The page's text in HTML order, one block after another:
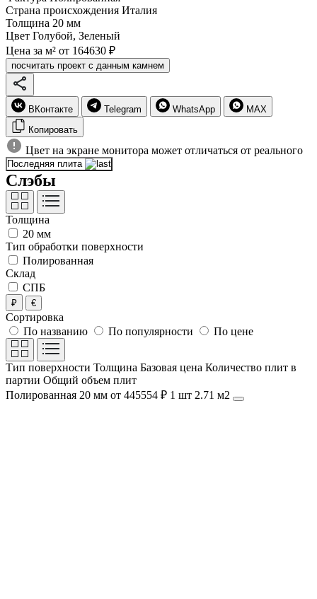
Страна происхождения Италия
Толщина 20 мм
Цвет Голубой, Зеленый
Цена за м² от 164630 ₽
посчитать проект с данным камнем
ВКонтакте Telegram WhatsApp
MAX
Копировать
Цвет на экране монитора может отличаться от реального
Последняя плита
Слэбы
Толщина
20 мм
Тип обработки поверхности
Полированная
Склад
СПБ
₽ €
Сортировка
По названию
По популярности По цене
Тип поверхности Толщина Базовая цена Количество плит в
партии Общий объем плит
Полированная 20 мм от 445554 ₽ 1 шт 2.71 м2